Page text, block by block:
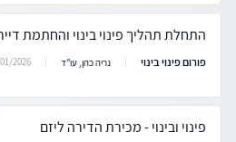
התחלת תהליך פינוי בינוי והחתמת
פורום פינוי בינוי נריה כהן, עו"ד 2026
פינוי ובינוי - מכירת הדירה ליזם